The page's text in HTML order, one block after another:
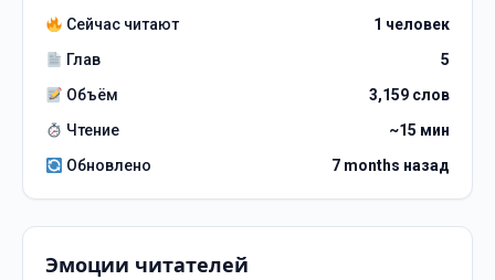
Сейчас читают
1 человек
Глав
5
Объём
3,159 слов
Чтение
~15 мин
Обновлено
7 months назад
Эмоции читателей